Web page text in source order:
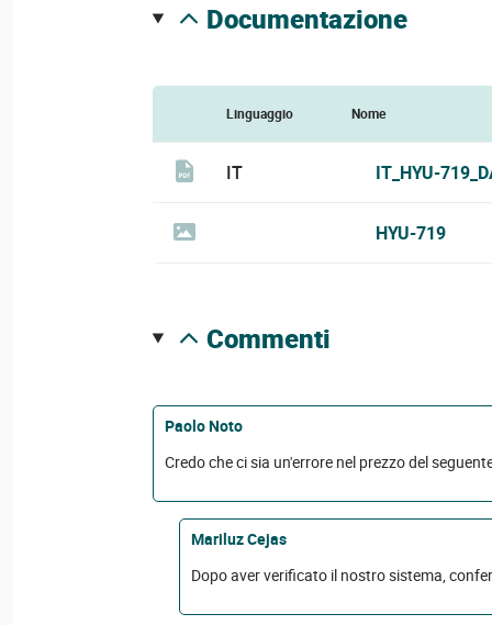
documentazione
Linguaggio Nome
IT IT_HYU-
HYU-719
commenti
Paolo Noto
Credo che ci sia un'errore nel prezzo del
Mariluz Cejas
Dopo aver verificato il nostro sistema,